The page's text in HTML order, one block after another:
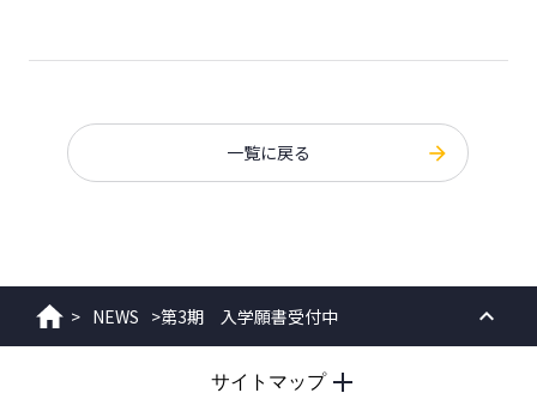
一覧に戻る
ホーム
> NEWS >第3期 入学願書受付中
PAGE
サイトマップ